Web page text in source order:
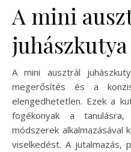
A mini
A mini ausztrál
megerősítés és a
elengedhetetlen. Ezek a
fogékonyak a
módszerek alkalmazásával
viselkedést. A jutalmazás,